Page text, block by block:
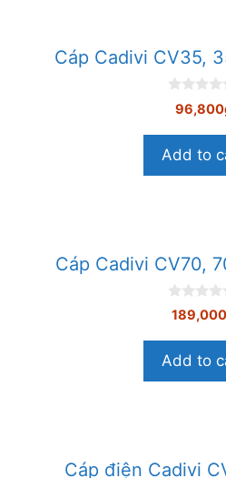
Cáp Cadivi CV35,
à
5
96,800
Add to
Cáp Cadivi CV70,
0
n
à
5
189,000
Add to
Cáp điện Cadivi